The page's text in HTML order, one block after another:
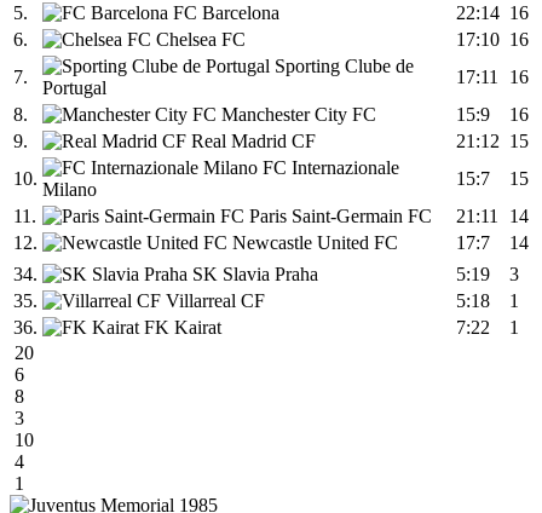
5.
FC Barcelona 22:14 16
6.
Chelsea FC 17:10 16
7.
Sporting Clube de
Portugal
17:11
16
8.
Manchester City FC 15:9
16
9.
Real Madrid CF 21:12 15
10.
FC Internazionale
Milano
15:7
15
11.
Paris Saint-Germain FC 21:11
14
12.
Newcastle United FC 17:7
14
34.
SK Slavia Praha 5:19
3
35.
Villarreal CF 5:18
1
36.
FK Kairat 7:22
1
20
6
8
3
10
4
1